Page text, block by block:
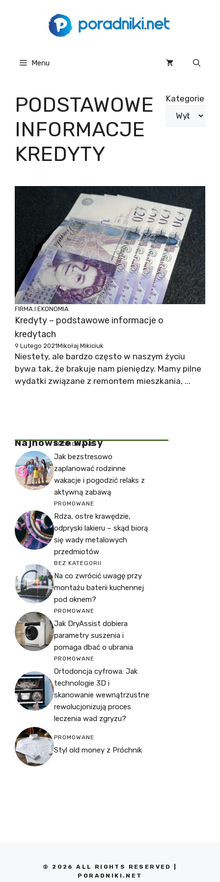
Menu
PODSTAWOWE
INFORMACJE
KREDYTY
Kategorie
FIRMA I EKONOMIA
Kredyty – podstawowe informacje o
kredytach
9 Lutego 2021Mikołaj Mikiciuk
Niestety, ale bardzo często w naszym życiu
bywa tak, że brakuje nam pieniędzy. Mamy pilne
wydatki związane z remontem mieszkania, ...
Najnowsze Wpisy
PROMOWANE
Jak bezstresowo
zaplanować rodzinne
wakacje i pogodzić relaks z
aktywną zabawą
PROMOWANE
Rdza, ostre krawędzie,
odpryski lakieru – skąd biorą
się wady metalowych
przedmiotów
BEZ KATEGORII
Na co zwrócić uwagę przy
montażu baterii kuchennej
pod oknem?
PROMOWANE
Jak DryAssist dobiera
parametry suszenia i
pomaga dbać o ubrania
PROMOWANE
Ortodoncja cyfrowa: Jak
technologie 3D i
skanowanie wewnątrzustne
rewolucjonizują proces
leczenia wad zgryzu?
PROMOWANE
Styl old money z Próchnik
© 2026 ALL RIGHTS RESERVED |
PORADNIKI.NET